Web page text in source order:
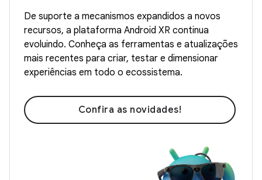
De suporte a mecanismos expandidos a novos
recursos, a plataforma Android XR continua
evoluindo. Conheça as ferramentas e atualizações
mais recentes para criar, testar e dimensionar
experiências em todo o ecossistema.
Confira as novidades!